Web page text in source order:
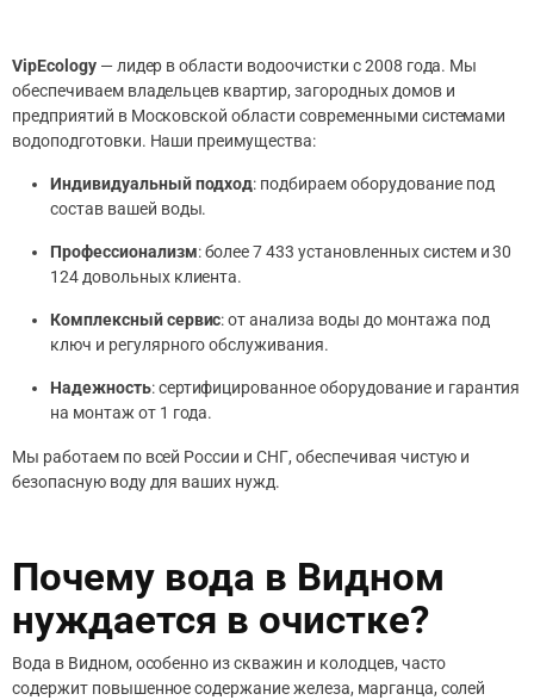
VipEcology— лидер в области водоочистки с 2008 года. Мы
обеспечиваем владельцев квартир, загородных домов и
предприятий в Московской области современными системами
водоподготовки. Наши преимущества:
Индивидуальный подход: подбираем оборудование под
состав вашей воды.
Профессионализм: более 7 433 установленных систем и 30
124 довольных клиента.
Комплексный сервис: от анализа воды до монтажа под
ключ и регулярного обслуживания.
Надежность: сертифицированное оборудование и гарантия
на монтаж от 1 года.
Мы работаем по всей России и СНГ, обеспечивая чистую и
безопасную воду для ваших нужд.
Почему вода в Видном
нуждается в очистке?
Вода в Видном, особенно из скважин и колодцев, часто
содержит повышенное содержание железа, марганца, солей